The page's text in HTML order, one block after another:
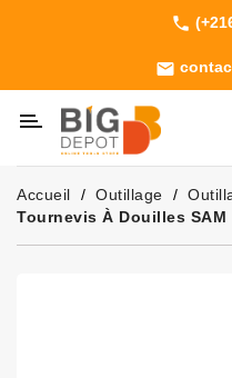
phone
email
Machines
Outillage
Jardinage
Consommables
Accueil Outillage
Tournevis À Douilles SAM